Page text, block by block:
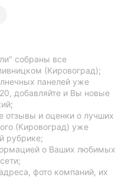
собраны все
(Кировоград);
панелей уже
добавляйте и Вы новые
отзывы и оценки о лучших
(Кировоград) уже
рубрике;
о Ваших любимых
фото компаний, их